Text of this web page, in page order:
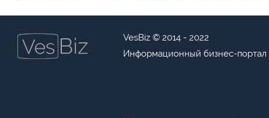
VesBiz © 2014 - 2022
Информационный бизнес-портал